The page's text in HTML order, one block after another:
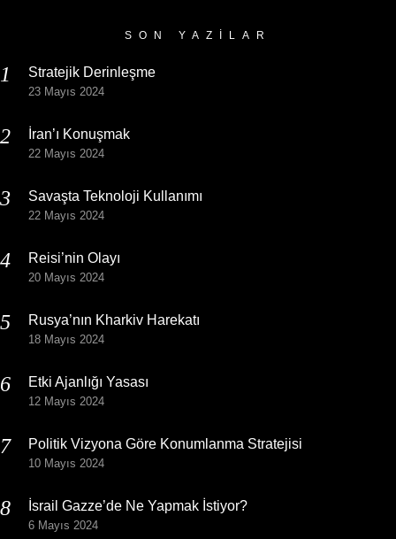
SON YAZILAR
Stratejik Derinleşme
23 Mayıs 2024
İran’ı Konuşmak
22 Mayıs 2024
Savaşta Teknoloji Kullanımı
22 Mayıs 2024
Reisi’nin Olayı
20 Mayıs 2024
Rusya’nın Kharkiv Harekatı
18 Mayıs 2024
Etki Ajanlığı Yasası
12 Mayıs 2024
Politik Vizyona Göre Konumlanma Stratejisi
10 Mayıs 2024
İsrail Gazze’de Ne Yapmak İstiyor?
6 Mayıs 2024